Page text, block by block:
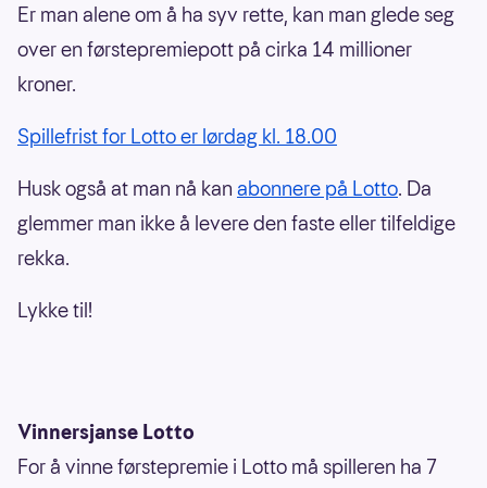
Er man alene om å ha syv rette, kan man glede seg
over en førstepremiepott på cirka 14 millioner
kroner.
Spillefrist for Lotto er lørdag kl. 18.00
Husk også at man nå kan abonnere på Lotto. Da
glemmer man ikke å levere den faste eller tilfeldige
rekka.
Lykke til!
Vinnersjanse Lotto
For å vinne førstepremie i Lotto må spilleren ha 7